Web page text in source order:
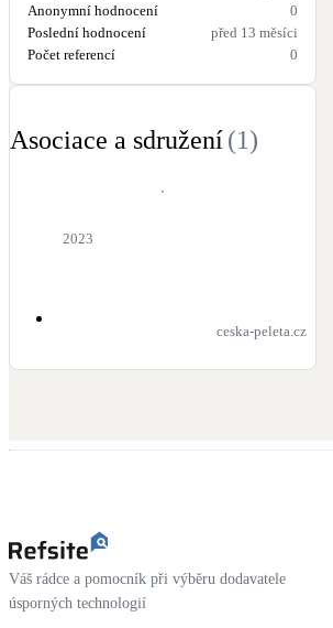
Anonymní hodnocení
0
Poslední hodnocení
před 13 měsíci
Počet referencí
0
Asociace a sdružení(1)
2023
ceska-peleta.cz
Váš rádce a pomocník při výběru dodavatele
úsporných technologií